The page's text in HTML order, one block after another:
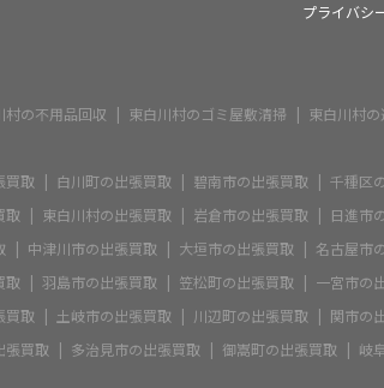
プライバシ
村の不用品回収 東白川村のゴミ屋敷清掃 東白川村
買取 白川町の出張買取 碧南市の出張買取 千種区
取 東白川村の出張買取 岩倉市の出張買取 日進市
中津川市の出張買取 大垣市の出張買取 名古屋市
取 羽島市の出張買取 笠松町の出張買取 一宮市の
買取 土岐市の出張買取 川辺町の出張買取 関市の
張買取 多治見市の出張買取 御嵩町の出張買取 岐